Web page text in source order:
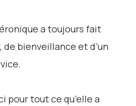
a toujours fait
de bienveillance et d’un
pour tout ce qu’elle a